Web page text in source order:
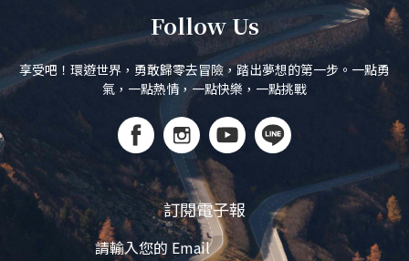
Follow Us
享受吧！環遊世界，勇敢歸零去冒險，踏出夢想的第一步。一點勇
氣，一點熱情，一點快樂，一點挑戰
訂閱電子報